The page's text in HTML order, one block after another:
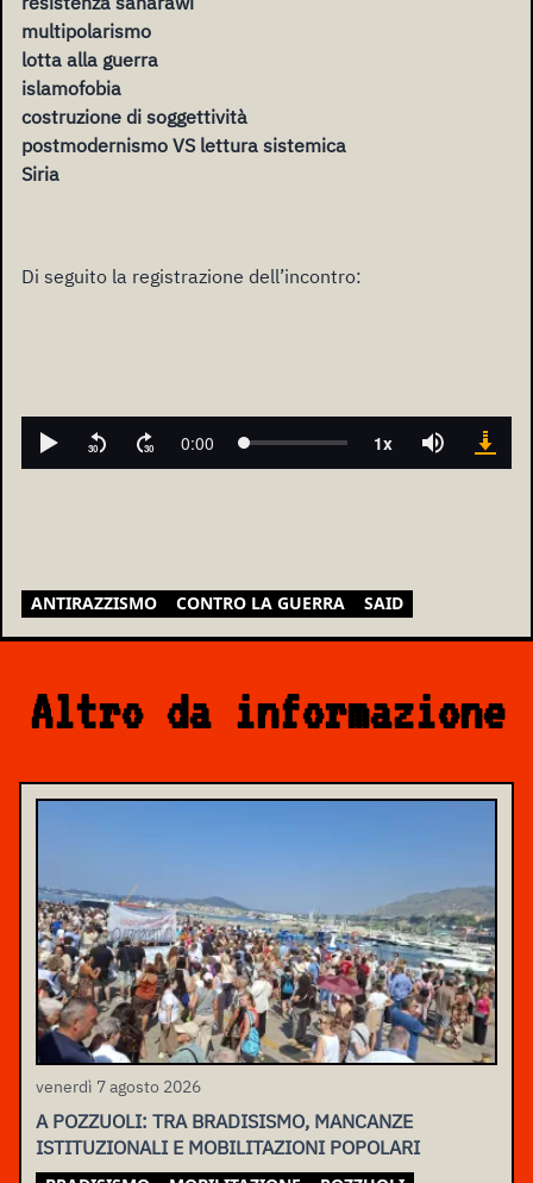
multipolarismo
lotta alla guerra
islamofobia
costruzione di soggettività
postmodernismo VS lettura sistemica
Siria
Di seguito la registrazione dell’incontro:
ANTIRAZZISMO CONTRO LA GUERRA SAID
Altro da informazione
venerdì 7 agosto 2026
A POZZUOLI: TRA BRADISISMO, MANCANZE
ISTITUZIONALI E MOBILITAZIONI POPOLARI